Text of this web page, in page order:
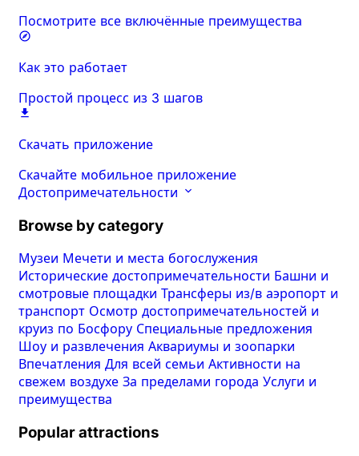
Посмотрите все включённые преимущества
Как это работает
Простой процесс из 3 шагов
Скачать приложение
Скачайте мобильное приложение
Достопримечательности
Browse by category
Музеи Мечети и места богослужения
Исторические достопримечательности Башни и
смотровые площадки Трансферы из/в аэропорт и
транспорт Осмотр достопримечательностей и
круиз по Босфору Специальные предложения
Шоу и развлечения Аквариумы и зоопарки
Впечатления Для всей семьи Активности на
свежем воздухе За пределами города Услуги и
преимущества
Popular attractions